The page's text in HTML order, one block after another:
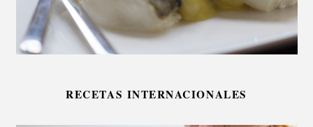
RECETAS INTERNACIONALES